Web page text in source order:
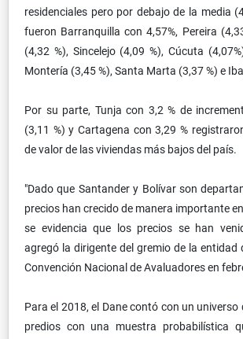
residenciales pero por debajo de la media
fueron Barranquilla con 4,57%, Pereira
(4,32 %), Sincelejo (4,09 %), Cúcuta
Montería (3,45 %), Santa Marta (3,37 %) e
Por su parte, Tunja con 3,2 % de
(3,11 %) y Cartagena con 3,29 %
de valor de las viviendas más bajos del país.
"Dado que Santander y Bolívar son
precios han crecido de manera importante
se evidencia que los precios se han
agregó la dirigente del gremio de la entidad
Convención Nacional de Avaluadores en
Para el 2018, el Dane contó con un universo
predios con una muestra probabilística